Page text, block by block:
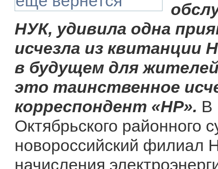
НУК, удивила одна
исчезла из
в будущем для
это таинственное
корреспондент «НР». В
Октябрьского районного
новороссийский филиал
начисления